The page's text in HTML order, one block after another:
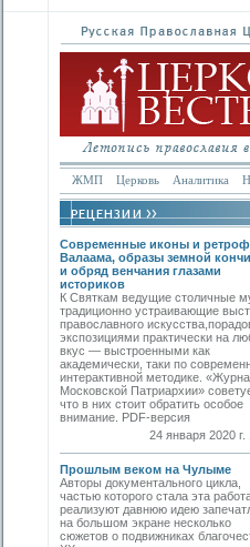
ЖМП Церковь Аналитика
Современные иконы и
Валаама, образы земной
и обряд венчания глазами
историков
К Святкам ведущие столичные
традиционно устраивающие
православного
экспозициями практически на
вкус — выстроенными как
академически, таки по
интерактивной методике.
Московской Патриархии»
что в них стоит обратить особое
внимание. PDF-версия
24 января 2020 г.
Прошлым веком на Чулыме
Авторы документального цикла,
частью которого стала эта
реализуют давнюю идею
на большом экране несколько
сюжетов о подвижниках